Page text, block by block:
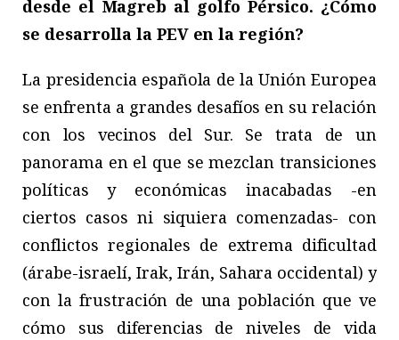
desde el Magreb al golfo Pérsico. ¿Cómo
se desarrolla la PEV en la región?
La presidencia española de la Unión Europea
se enfrenta a grandes desafíos en su relación
con los vecinos del Sur. Se trata de un
panorama en el que se mezclan transiciones
políticas y económicas inacabadas -en
ciertos casos ni siquiera comenzadas- con
conflictos regionales de extrema dificultad
(árabe-israelí, Irak, Irán, Sahara occidental) y
con la frustración de una población que ve
cómo sus diferencias de niveles de vida